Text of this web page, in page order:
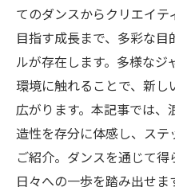
てのダンスからクリエイ
目指す成長まで、多彩な
ルが存在します。多様な
環境に触れることで、新
広がります。本記事では
造性を存分に体感し、ス
ご紹介。ダンスを通じて
日々への一歩を踏み出せま